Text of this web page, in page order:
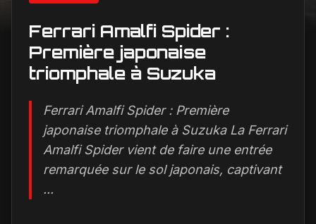
Ferrari Amalfi Spider :
Première japonaise
triomphale à Suzuka
Ferrari Amalfi Spider : Première
japonaise triomphale à Suzuka La Ferrari
Amalfi Spider vient de faire une entrée
remarquée sur le sol japonais, captivant
...